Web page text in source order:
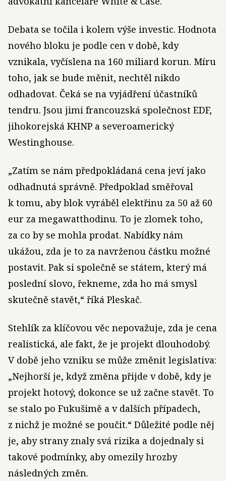
Debata se točila i kolem výše investic. Hodnota
nového bloku je podle cen v době, kdy
vznikala, vyčíslena na 160 miliard korun. Míru
toho, jak se bude měnit, nechtěl nikdo
odhadovat. Čeká se na vyjádření účastníků
tendru. Jsou jimi francouzská společnost EDF,
jihokorejská KHNP a severoamerický
Westinghouse.
„Zatím se nám předpokládaná cena jeví jako
odhadnutá správně. Předpoklad směřoval
k tomu, aby blok vyráběl elektřinu za 50 až 60
eur za megawatthodinu. To je zlomek toho,
za co by se mohla prodat. Nabídky nám
ukážou, zda je to za navrženou částku možné
postavit. Pak si společně se státem, který má
poslední slovo, řekneme, zda ho má smysl
skutečně stavět,“ říká Pleskač.
Stehlík za klíčovou věc nepovažuje, zda je cena
realistická, ale fakt, že je projekt dlouhodobý.
V době jeho vzniku se může změnit legislativa:
„Nejhorší je, když změna přijde v době, kdy je
projekt hotový, dokonce se už začne stavět. To
se stalo po Fukušimě a v dalších případech,
z nichž je možné se poučit.“ Důležité podle něj
je, aby strany znaly svá rizika a dojednaly si
takové podmínky, aby omezily hrozby
následných změn.